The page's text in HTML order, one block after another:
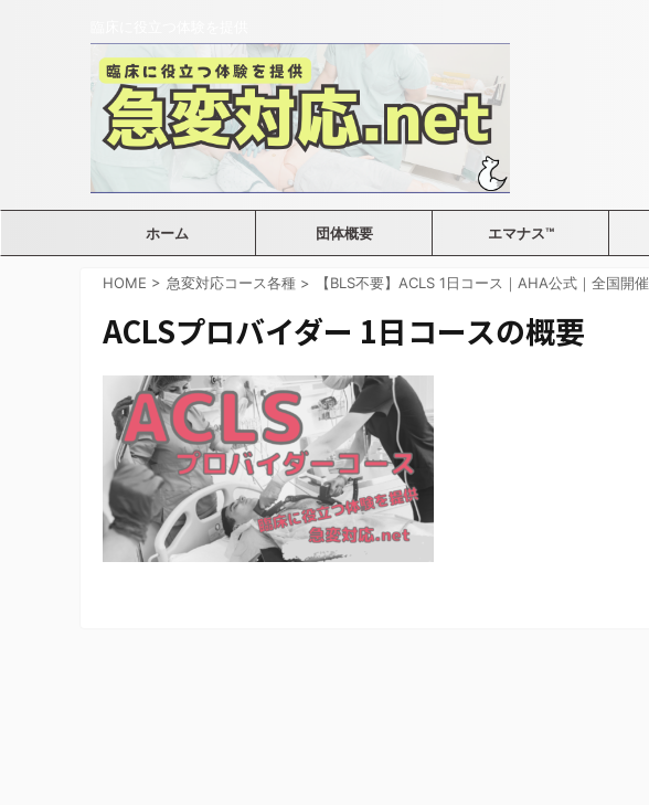
ホーム 団体概要 エマナス™
HOME > 急変対応コース各種 > 【BLS不要】ACLS 1日コース｜AHA公式｜全国開催
ACLSプロバイダー 1日コースの概要